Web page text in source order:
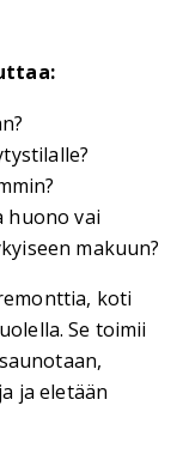
huono vai
makuun?
koti
Se toimii
ja eletään